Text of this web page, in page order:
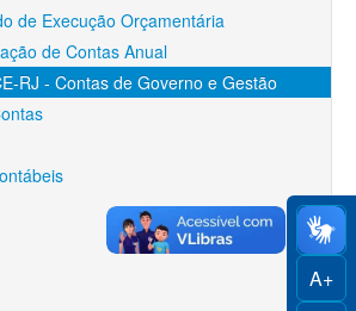
A+
de Execução Orçamentária
de Contas Anual
RJ - Contas de Governo e Gestão